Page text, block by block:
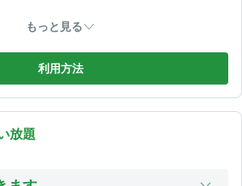
カン専用ブース
につき4名まで利用可)
¥925
もっと見る
利用方法
放題